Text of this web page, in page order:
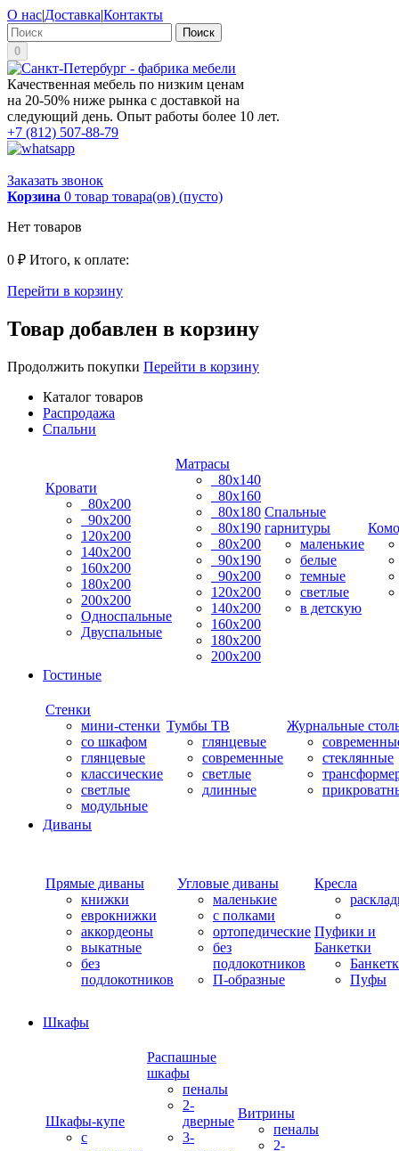
О нас|Доставка|Контакты
Поиск
0
Качественная мебель по низким ценам
на 20-50% ниже рынка с доставкой на
следующий день. Опыт работы более 10 лет.
+7 (812) 507-88-79
Заказать звонок
Корзина 0 товар товара(ов) (пусто)
Нет товаров
0 ₽ Итого, к оплате:
Перейти в корзину
Товар добавлен в корзину
Продолжить покупки Перейти в корзину
Каталог товаров
Распродажа
Спальни
Кровати
80х200
90х200
120х200
140х200
160х200
180х200
200х200
Односпальные
Двуспальные
Матрасы
80х140
80х160
80х180
80х190
80х200
90х190
90х200
120х200
140х200
160х200
180х200
200х200
Спальные
гарнитуры
маленькие
белые
темные
светлые
в детскую
Гостиные
Стенки
мини-стенки
со шкафом
глянцевые
классические
светлые
модульные
Тумбы ТВ
глянцевые
современные
светлые
длинные
Журнальные
стеклянные
Диваны
Прямые диваны
книжки
еврокнижки
аккордеоны
выкатные
без
подлокотников
Угловые диваны
маленькие
с полками
ортопедические
без
подлокотников
П-образные
Кресла
Пуфики и
Банкетки
Пуфы
Шкафы
Шкафы-купе
с
Распашные
шкафы
пеналы
2-
дверные
3-
Витрины
пеналы
2-